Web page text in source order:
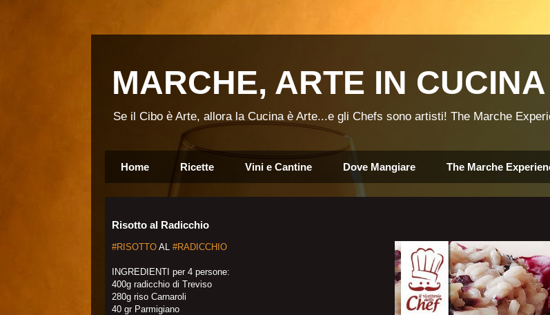
MARCHE, ARTE IN CUCINA
Se il Cibo è Arte, allora la Cucina è Arte...e gli Chefs sono artisti! The Marche
Home Ricette Vini e Cantine Dove Mangiare The Marche
Risotto al Radicchio
#RISOTTO AL #RADICCHIO
INGREDIENTI per 4 persone:
400g radicchio di Treviso
280g riso Carnaroli
40 gr Parmigiano